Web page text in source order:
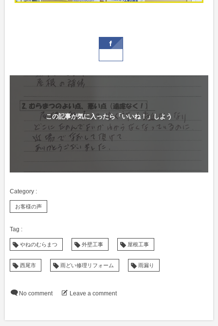
この記事が気に入ったら「いいね！」しよう
お客様の声
やねのむらまつ 外壁工事 屋根工事
西尾市 雨どい修理リフォーム 雨漏り
No comment Leave a comment